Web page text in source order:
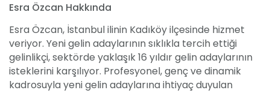
Esra Özcan Hakkında
Esra Özcan, İstanbul ilinin Kadıköy ilçesinde hizmet
veriyor. Yeni gelin adaylarının sıklıkla tercih ettiği
gelinlikçi, sektörde yaklaşık 16 yıldır gelin adaylarının
isteklerini karşılıyor. Profesyonel, genç ve dinamik
kadrosuyla yeni gelin adaylarına ihtiyaç duyulan